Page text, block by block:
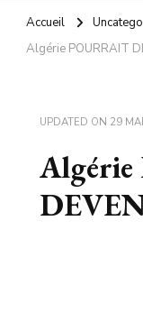
Accueil
Algérie POURRAIT
UPDATED ON 29